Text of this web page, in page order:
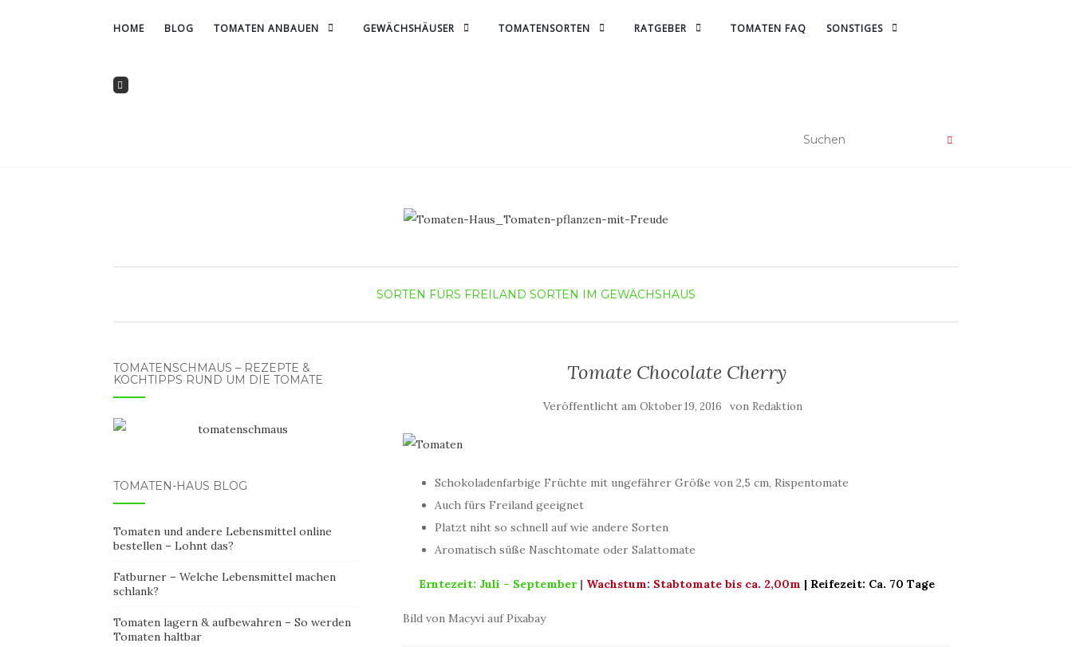
HOME BLOG TOMATEN ANBAUEN GEWÄCHSHÄUSER TOMATENSORTEN RATGEBER TOMATEN FAQ SONSTIGES
SORTEN FÜRS FREILAND SORTEN IM GEWÄCHSHAUS
Tomate Chocolate Cherry
Veröffentlicht amOktober 19, 2016 von Redaktion
Schokoladenfarbige Früchte mit ungefährer Größe von 2,5 cm, Rispentomate
Auch fürs Freiland geeignet
Platzt niht so schnell auf wie andere Sorten
Aromatisch süße Naschtomate oder Salattomate
Erntezeit: Juli – September| Wachstum: Stabtomate bis ca. 2,00m | Reifezeit: Ca. 70 Tage
Bild von Macyvi auf Pixabay
TOMATENSCHMAUS – REZEPTE &
KOCHTIPPS RUND UM DIE TOMATE
TOMATEN-HAUS BLOG
Tomaten und andere Lebensmittel online
bestellen – Lohnt das?
Fatburner – Welche Lebensmittel machen
schlank?
Tomaten lagern & aufbewahren – So werden
Tomaten haltbar